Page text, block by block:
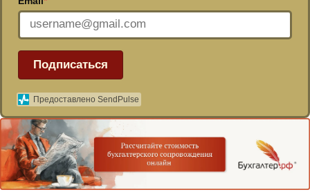
Подписаться
Предоставлено SendPulse